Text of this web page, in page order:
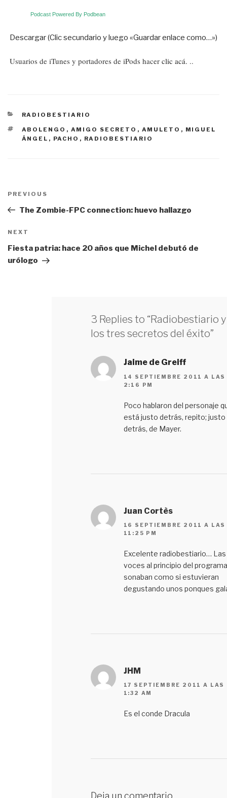
Podcast Powered By Podbean
Descargar (Clic secundario y luego «Guardar enlace como…»)
Usuarios de iTunes y portadores de iPods hacerclic acá. ..
CATEGORÍAS
RADIOBESTIARIO
ETIQUETAS
ABOLENGO , AMIGO SECRETO , AMULETO , MIGUEL
ÁNGEL , PACHO , RADIOBESTIARIO
Previous
Post
PREVIOUS
The Zombie-FPC connection: huevo hallazgo
Next
Post
NEXT
Fiesta patria: hace 20 años que Michel debutó de
urólogo
3 Replies to “Radiobestiario y
los tres secretos del éxito”
Jaime de Greiff
14 SEPTIEMBRE 2011 A LAS
2:16 PM
Poco hablaron del personaje
está justo detrás, repito; justo
detrás, de Mayer.
Juan Cortès
16 SEPTIEMBRE 2011 A LAS
11:25 PM
Excelente radiobestiario… Las
voces al principio del programa
sonaban como si estuvieran
degustando unos ponques
JHM
17 SEPTIEMBRE 2011 A LAS
1:32 AM
Es el conde Dracula